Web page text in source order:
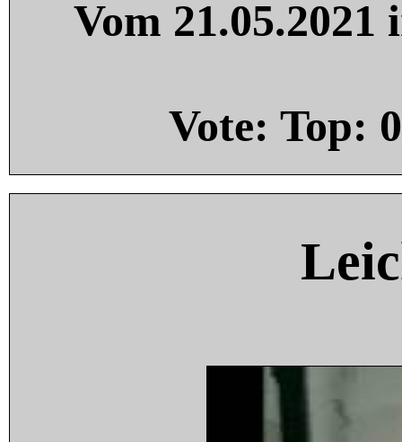
Vom
Vote: Top: 0